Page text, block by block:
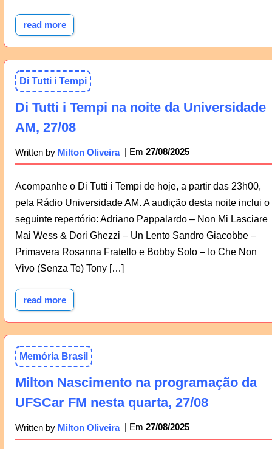
read more
Di Tutti i Tempi
Di Tutti i Tempi na noite da Universidade
AM, 27/08
Written by Milton Oliveira 27/08/2025
Acompanhe o Di Tutti i Tempi de hoje, a partir das 23h00,
pela Rádio Universidade AM. A audição desta noite inclui o
seguinte repertório: Adriano Pappalardo – Non Mi Lasciare
Mai Wess & Dori Ghezzi – Un Lento Sandro Giacobbe –
Primavera Rosanna Fratello e Bobby Solo – Io Che Non
Vivo (Senza Te) Tony […]
read more
Memória Brasil
Milton Nascimento na programação da
UFSCar FM nesta quarta, 27/08
Written by Milton Oliveira 27/08/2025